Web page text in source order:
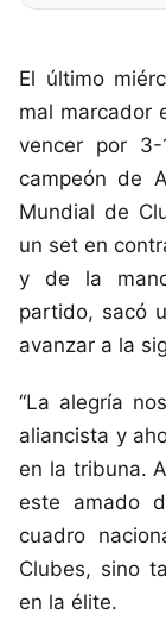
El último
mal marcador
vencer por
campeón de
Mundial de
un set en
y de la
partido, sacó
avanzar a la
“La alegría
aliancista y
en la tribuna.
este amado
cuadro
Clubes, sino
en la élite.